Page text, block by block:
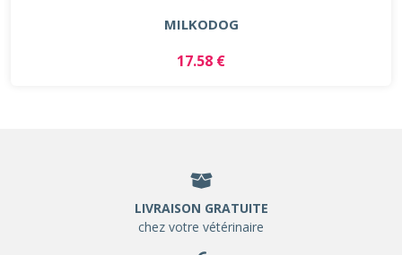
MILKODOG
17.58 €
LIVRAISON GRATUITE
chez votre vétérinaire